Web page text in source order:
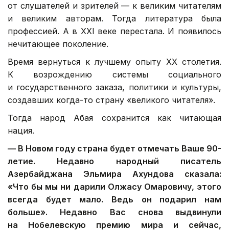
от слушателей и зрителей — к великим читателям
и великим авторам. Тогда литература была
профессией. А в XXI веке перестала. И появилось
нечитающее поколение.
Время вернуться к лучшему опыту ХХ столетия.
К возрождению системы социального
и государственного заказа, политики и культуры,
создавших когда-то страну «великого читателя».
Тогда народ Абая сохранится как читающая
нация.
— В Новом году страна будет отмечать Ваше 90-
летие. Недавно народный писатель
Азербайджана Эльмира Ахундова сказала:
«Что бы мы ни дарили Олжасу Омаровичу, этого
всегда будет мало. Ведь он подарил нам
больше». Недавно Вас снова выдвинули
на Нобелевскую премию мира и сейчас,